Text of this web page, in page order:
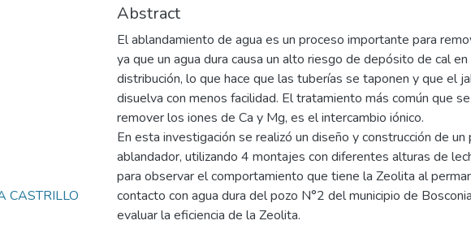
CASTRILLO
Abstract
El ablandamiento de agua es un proceso importante para
ya que un agua dura causa un alto riesgo de depósito de cal
distribución, lo que hace que las tuberías se taponen y que el
disuelva con menos facilidad. El tratamiento más común que
remover los iones de Ca y Mg, es el intercambio iónico.
En esta investigación se realizó un diseño y construcción de
ablandador, utilizando 4 montajes con diferentes alturas de
para observar el comportamiento que tiene la Zeolita al
contacto con agua dura del pozo N°2 del municipio de
evaluar la eficiencia de la Zeolita.